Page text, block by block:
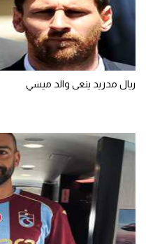
ريال مدريد ينعى والد ميسي